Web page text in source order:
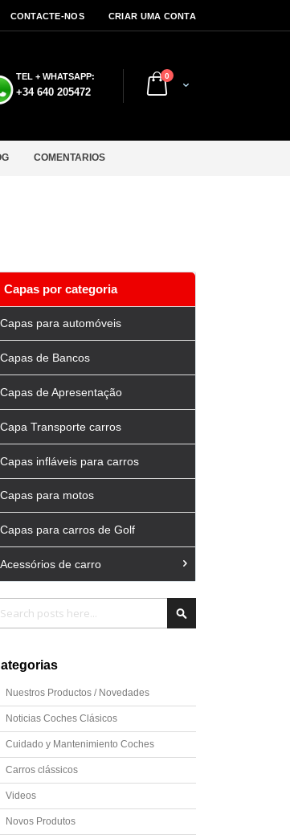
CONTACTE-NOS CRIAR UMA CONTA
Cart
0artigos
TEL + WHATSAPP:
+34 640 205472
COMENTARIOS
Capas por categoria
Capas para automóveis
Capas de Bancos
Capas de Apresentação
Capa Transporte carros
Capas infláveis para carros
Capas para motos
Capas para carros de Golf
Acessórios de carro
Nuestros Productos / Novedades
Noticias Coches Clásicos
Cuidado y Mantenimiento Coches
Carros clássicos
Videos
Novos Produtos